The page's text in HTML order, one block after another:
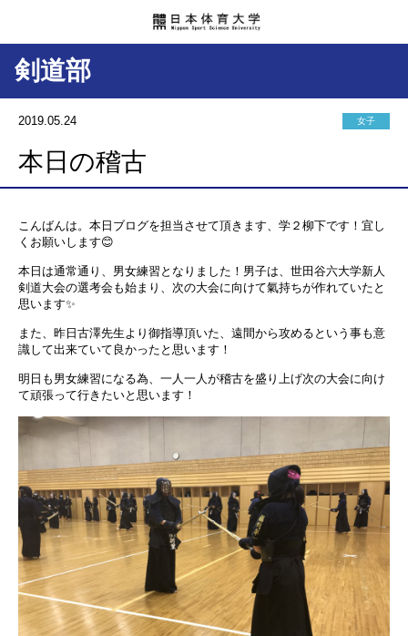
剣道部
2019.05.24 女子
本日の稽古
こんばんは。本日ブログを担当させて頂きます、学２柳下です！宜し
くお願いします😊
本日は通常通り、男女練習となりました！男子は、世田谷六大学新人
剣道大会の選考会も始まり、次の大会に向けて氣持ちが作れていたと
思います✨
また、昨日古澤先生より御指導頂いた、遠間から攻めるという事も意
識して出来ていて良かったと思います！
明日も男女練習になる為、一人一人が稽古を盛り上げ次の大会に向け
て頑張って行きたいと思います！